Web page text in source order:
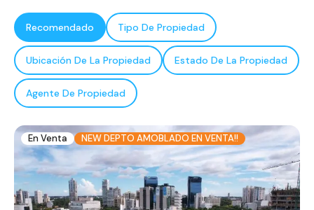
Recomendado Tipo De Propiedad
Ubicación De La Propiedad Estado De La Propiedad
Agente De Propiedad
En Venta NEW DEPTO AMOBLADO EN VENTA!!